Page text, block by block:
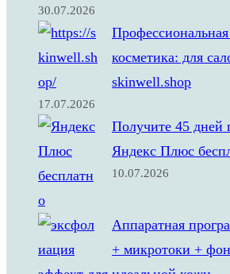
30.07.2026
Профессиональная
косметика: для
skinwell.shop
17.07.2026
Получите 45 дней
Яндекс Плюс
10.07.2026
Аппаратная
+ микротоки +